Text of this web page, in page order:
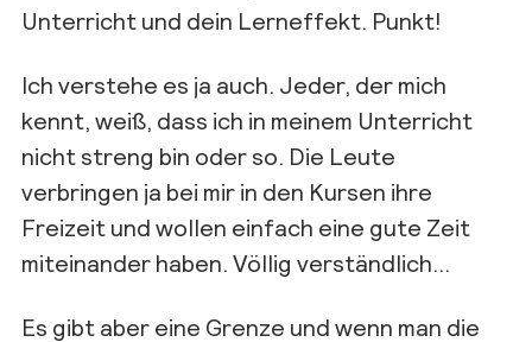
Unterricht und dein Lerneffekt. Punkt!
Ich verstehe es ja auch. Jeder, der mich
kennt, weiß, dass ich in meinem Unterricht
nicht streng bin oder so. Die Leute
verbringen ja bei mir in den Kursen ihre
Freizeit und wollen einfach eine gute Zeit
miteinander haben. Völlig verständlich..
Es gibt aber eine Grenze und wenn man die